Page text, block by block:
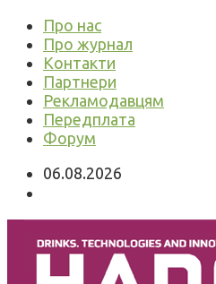
Про нас
Про журнал
Контакти
Партнери
Рекламодавцям
Передплата
Форум
06.08.2026